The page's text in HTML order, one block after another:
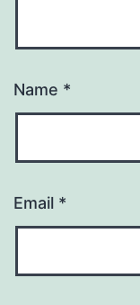
Name *
Email *